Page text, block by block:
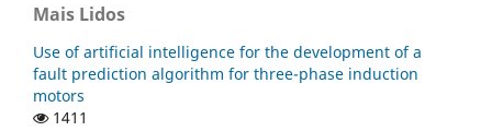
Mais Lidos
Use of artificial intelligence for the development of a
fault prediction algorithm for three-phase induction
motors
1411